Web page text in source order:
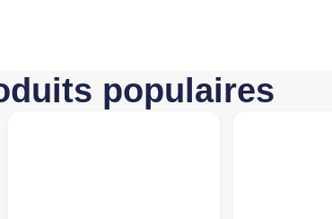
populaires